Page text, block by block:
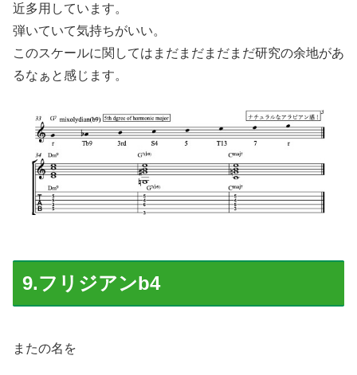
近多用しています。
弾いていて気持ちがいい。
このスケールに関してはまだまだまだまだ研究の余地があ
るなぁと感じます。
9.フリジアンb4
またの名を